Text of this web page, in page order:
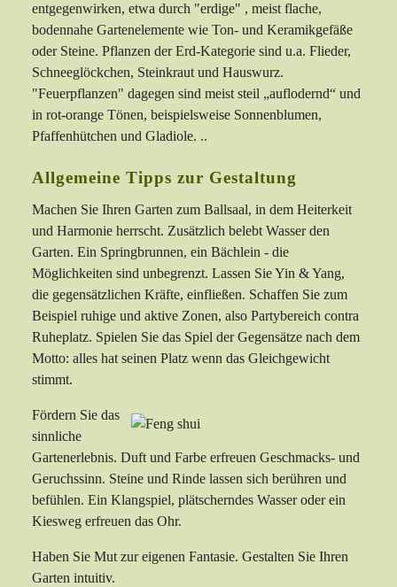
entgegenwirken, etwa durch "erdige" , meist flache,
bodennahe Gartenelemente wie Ton- und Keramikgefäße
oder Steine. Pflanzen der Erd-Kategorie sind u.a. Flieder,
Schneeglöckchen, Steinkraut und Hauswurz.
"Feuerpflanzen" dagegen sind meist steil „auflodernd“ und
in rot-orange Tönen, beispielsweise Sonnenblumen,
Pfaffenhütchen und Gladiole. ..
Allgemeine Tipps zur Gestaltung
Machen Sie Ihren Garten zum Ballsaal, in dem Heiterkeit
und Harmonie herrscht. Zusätzlich belebt Wasser den
Garten. Ein Springbrunnen, ein Bächlein - die
Möglichkeiten sind unbegrenzt. Lassen Sie Yin & Yang,
die gegensätzlichen Kräfte, einfließen. Schaffen Sie zum
Beispiel ruhige und aktive Zonen, also Partybereich contra
Ruheplatz. Spielen Sie das Spiel der Gegensätze nach dem
Motto: alles hat seinen Platz wenn das Gleichgewicht
stimmt.
Fördern Sie das
sinnliche
Gartenerlebnis. Duft und Farbe erfreuen Geschmacks- und
Geruchssinn. Steine und Rinde lassen sich berühren und
befühlen. Ein Klangspiel, plätscherndes Wasser oder ein
Kiesweg erfreuen das Ohr.
Haben Sie Mut zur eigenen Fantasie. Gestalten Sie Ihren
Garten intuitiv.